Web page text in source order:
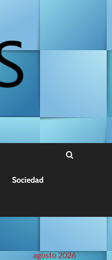
Sociedad
agosto 2026